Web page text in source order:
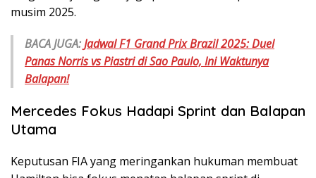
musim 2025.
BACA JUGA:Jadwal F1 Grand Prix Brazil 2025: Duel
Panas Norris vs Piastri di Sao Paulo, Ini Waktunya
Balapan!
Mercedes Fokus Hadapi Sprint dan Balapan
Utama
Keputusan FIA yang meringankan hukuman membuat